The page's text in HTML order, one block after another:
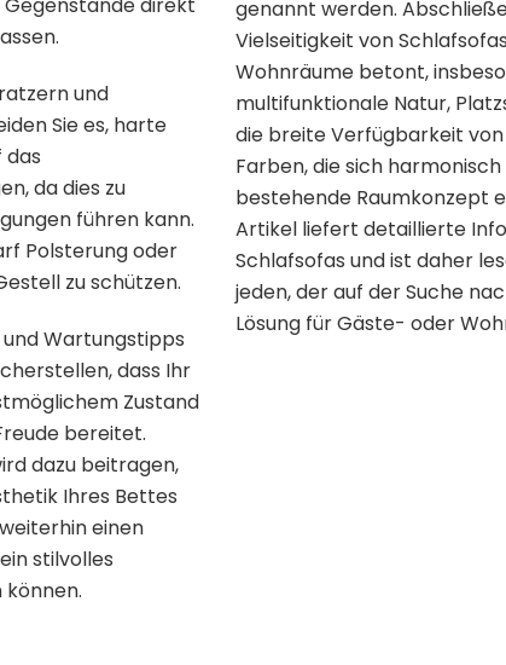
direkt
und
Sie es, harte
das
da dies zu
führen kann.
Polsterung oder
zu schützen.
Wartungstipps
dass Ihr
Zustand
bereitet.
dazu beitragen,
Ihres Bettes
einen
stilvolles
genannt werden.
Vielseitigkeit von
Wohnräume betont,
multifunktionale Natur,
die breite Verfügbarkeit von
Farben, die sich harmonisch
bestehende Raumkonzept
Artikel liefert detaillierte
Schlafsofas und ist daher
jeden, der auf der Suche
Lösung für Gäste- oder